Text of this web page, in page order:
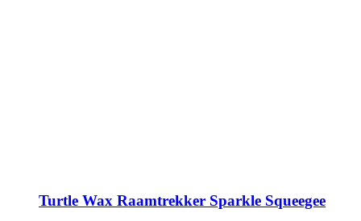
Turtle Wax Raamtrekker Sparkle Squeegee